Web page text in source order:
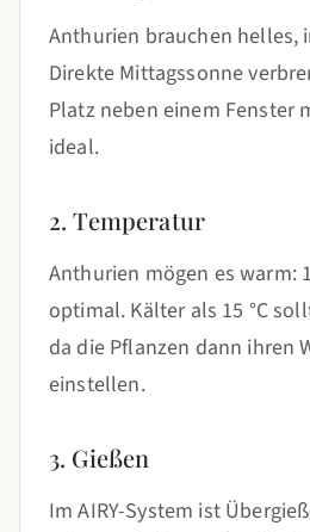
Anthurien brauchen helles,
Direkte Mittagssonne
Platz neben einem Fenster
ideal.
2. Temperatur
Anthurien mögen es warm:
optimal. Kälter als 15 °C
da die Pflanzen dann ihren
einstellen.
3. Gießen
Im AIRY-System ist